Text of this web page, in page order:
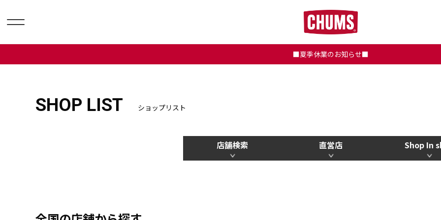
■夏季休業のお知らせ■
SHOP LIST ショップリスト
店舗検索 直営店 Shop In